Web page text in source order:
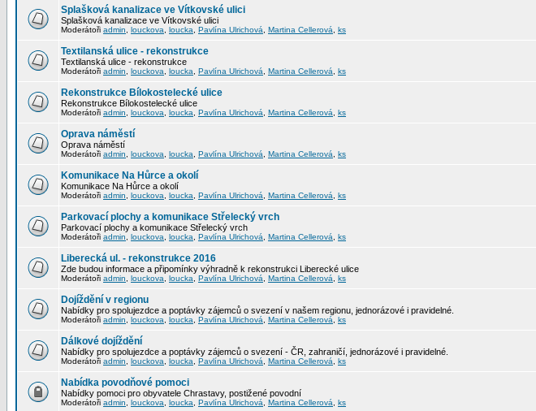
Splašková kanalizace ve Vítkovské ulici
Splašková kanalizace ve Vítkovské ulici
Moderátoři admin louckova loucka Pavlína Ulrichová Martina Cellerová ks
Textilanská ulice - rekonstrukce
Textilanská ulice - rekonstrukce
Moderátoři admin louckova loucka Pavlína Ulrichová Martina Cellerová ks
Rekonstrukce Bílokostelecké ulice
Rekonstrukce Bílokostelecké ulice
Moderátoři admin louckova loucka Pavlína Ulrichová Martina Cellerová ks
Oprava náměstí
Oprava náměstí
Moderátoři admin louckova loucka Pavlína Ulrichová Martina Cellerová ks
Komunikace Na Hůrce a okolí
Komunikace Na Hůrce a okolí
Moderátoři admin louckova loucka Pavlína Ulrichová Martina Cellerová ks
Parkovací plochy a komunikace Střelecký vrch
Parkovací plochy a komunikace Střelecký vrch
Moderátoři admin louckova loucka Pavlína Ulrichová Martina Cellerová ks
Liberecká ul. - rekonstrukce 2016
Zde budou informace a připomínky výhradně k rekonstrukci Liberecké ulice
Moderátoři admin louckova loucka Pavlína Ulrichová Martina Cellerová ks
Dojíždění v regionu
Nabídky pro spolujezdce a poptávky zájemců o svezení v našem regionu, jednorázové i pravidelné.
Moderátoři admin louckova loucka Pavlína Ulrichová Martina Cellerová ks
Dálkové dojíždění
Nabídky pro spolujezdce a poptávky zájemců o svezení - ČR, zahraničí, jednorázové i pravidelné.
Moderátoři admin louckova loucka Pavlína Ulrichová Martina Cellerová ks
Nabídka povodňové pomoci
Nabídky pomoci pro obyvatele Chrastavy, postižené povodní
Moderátoři admin louckova loucka Pavlína Ulrichová Martina Cellerová ks